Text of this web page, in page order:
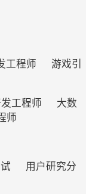
程师     游戏引
工程师     大数
师
用户研究分